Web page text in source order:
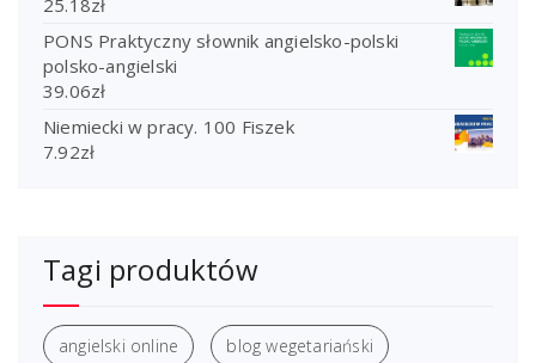
25.18zł
PONS Praktyczny słownik angielsko-polski
polsko-angielski
39.06zł
Niemiecki w pracy. 100 Fiszek
7.92zł
Tagi produktów
angielski online blog wegetariański